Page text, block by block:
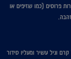
פרוסים (כמו שזיפים או
וניל עשיר ומעליו סידור